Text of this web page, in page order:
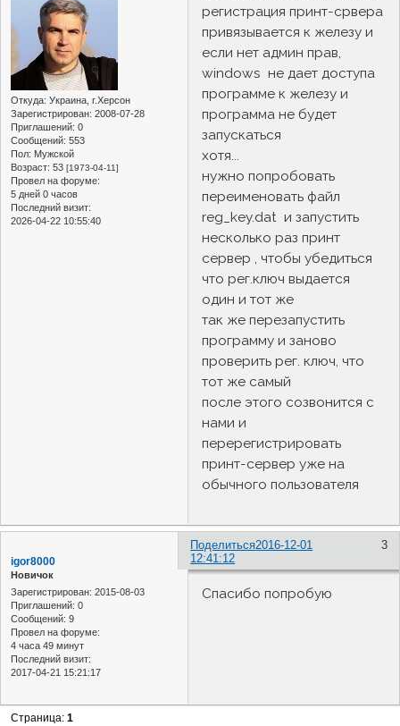
Откуда: Украина, г.Херсон
Зарегистрирован: 2008-07-28
Приглашений: 0
Сообщений: 553
Пол: Мужской
Возраст: 53 [1973-04-11]
Провел на форуме:
5 дней 0 часов
Последний визит:
2026-04-22 10:55:40
регистрация принт-срвера
привязывается к железу и
если нет админ прав,
windows не дает доступа
программе к железу и
программа не будет
запускаться
хотя...
нужно попробовать
переименовать файл
reg_key.dat и запустить
несколько раз принт
сервер , чтобы убедиться
что рег.ключ выдается
один и тот же
так же перезапустить
программу и заново
проверить рег. ключ, что
тот же самый
после этого созвонится с
нами и
перерегистрировать
принт-сервер уже на
обычного пользователя
Поделиться 3
2016-12-01
12:41:12
igor8000
Новичок
Зарегистрирован: 2015-08-03
Приглашений: 0
Сообщений: 9
Провел на форуме:
4 часа 49 минут
Последний визит:
2017-04-21 15:21:17
Спасибо попробую
Страница:1